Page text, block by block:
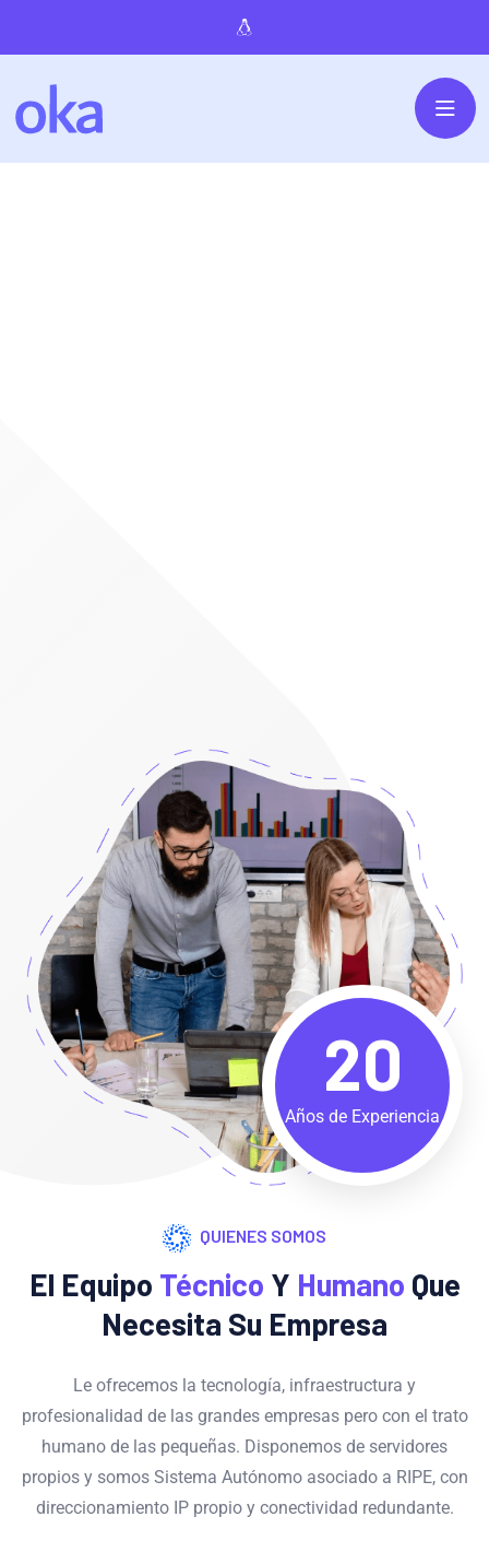
20
Años de Experiencia
QUIENES SOMOS
El Equipo Técnico Y Humano Que
Necesita Su Empresa
Le ofrecemos la tecnología, infraestructura y
profesionalidad de las grandes empresas pero con el trato
humano de las pequeñas. Disponemos de servidores
propios y somos Sistema Autónomo asociado a RIPE, con
direccionamiento IP propio y conectividad redundante.